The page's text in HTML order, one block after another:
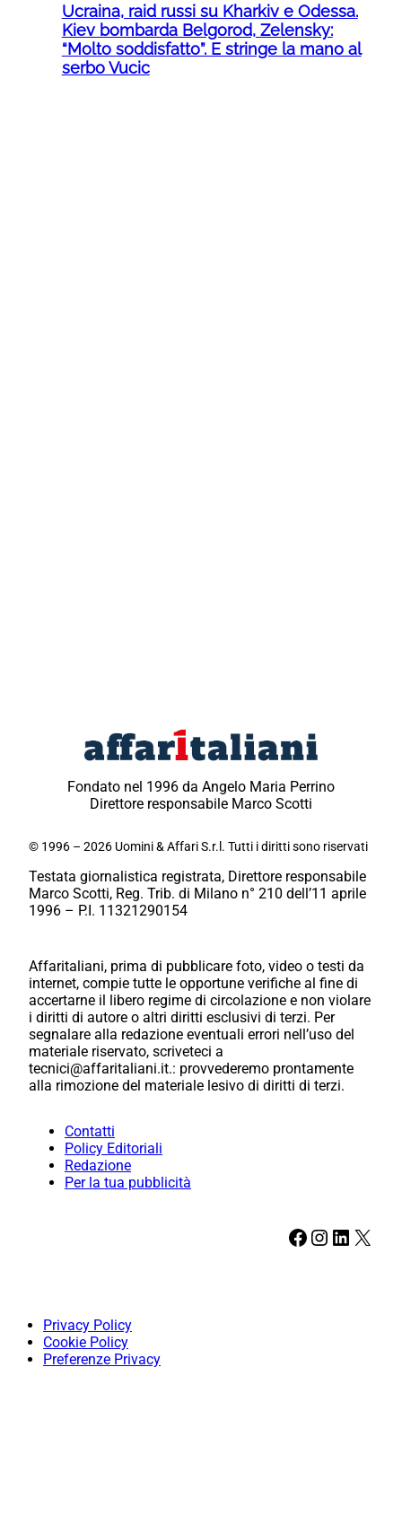
Ucraina, raid russi su Kharkiv e Odessa.
Kiev bombarda Belgorod, Zelensky:
“Molto soddisfatto”. E stringe la mano al
serbo Vucic
Fondato nel 1996 da Angelo Maria Perrino
Direttore responsabile Marco Scotti
© 1996 – 2026 Uomini & Affari S.r.l. Tutti i diritti sono riservati
Testata giornalistica registrata, Direttore responsabile
Marco Scotti, Reg. Trib. di Milano n° 210 dell’11 aprile
1996 – P.I. 11321290154
Affaritaliani, prima di pubblicare foto, video o testi da
internet, compie tutte le opportune verifiche al fine di
accertarne il libero regime di circolazione e non violare
i diritti di autore o altri diritti esclusivi di terzi. Per
segnalare alla redazione eventuali errori nell’uso del
materiale riservato, scriveteci a
tecnici@affaritaliani.it.: provvederemo prontamente
alla rimozione del materiale lesivo di diritti di terzi.
Contatti
Policy Editoriali
Redazione
Per la tua pubblicità
Facebook Instagram LinkedIn X
Privacy Policy
Cookie Policy
Preferenze Privacy